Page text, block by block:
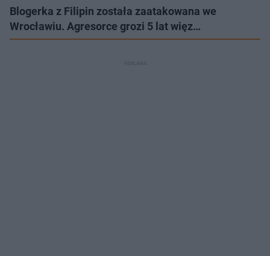
Blogerka z Filipin została zaatakowana we
Wrocławiu. Agresorce grozi 5 lat więz…